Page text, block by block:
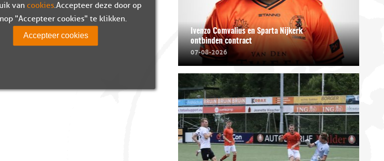
Ivenzo Comvalius en Sparta Nijkerk
ontbinden contract
07-08-2026
van cookies. Accepteer deze door op
"Accepteer cookies" te klikken.
Accepteer cookies